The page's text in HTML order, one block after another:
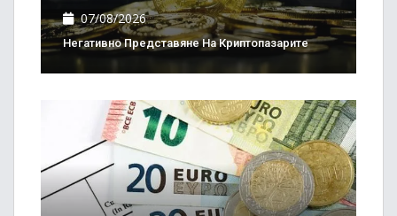
07/08/2026
Негативно Представяне На Криптопазарите